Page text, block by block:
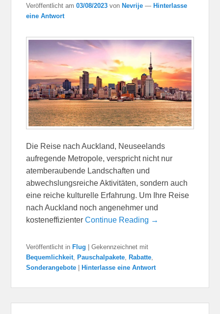
Veröffentlicht am03/08/2023 von Nevrije — Hinterlasse
eine Antwort
Die Reise nach Auckland, Neuseelands
aufregende Metropole, verspricht nicht nur
atemberaubende Landschaften und
abwechslungsreiche Aktivitäten, sondern auch
eine reiche kulturelle Erfahrung. Um Ihre Reise
nach Auckland noch angenehmer und
kosteneffizienterContinue Reading →
Veröffentlicht in Flug |Gekennzeichnet mit
Bequemlichkeit, Pauschalpakete, Rabatte,
Sonderangebote
Hinterlasse eine Antwort